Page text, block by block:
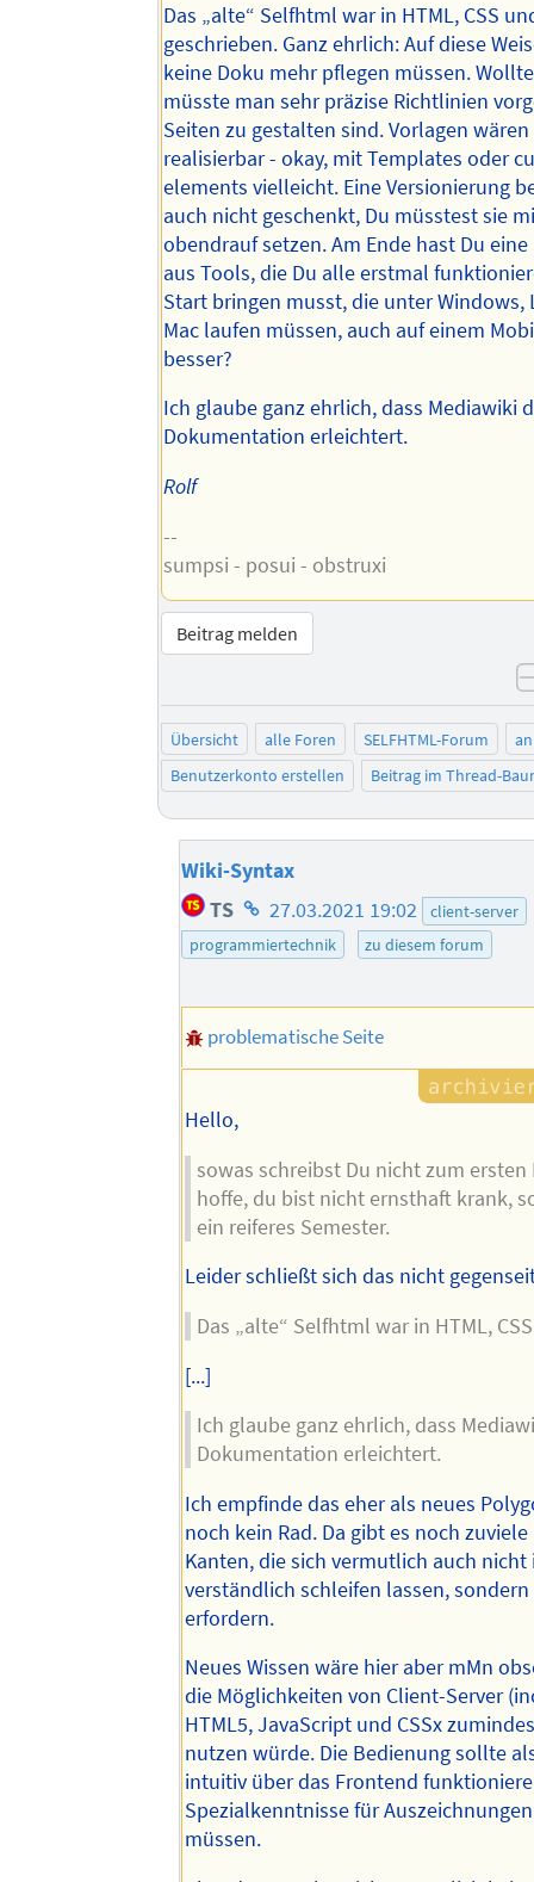
Das „alte“ Selfhtml war in HTML, CSS
geschrieben. Ganz ehrlich: Auf diese
keine Doku mehr pflegen müssen.
müsste man sehr präzise Richtlinien
Seiten zu gestalten sind. Vorlagen
realisierbar - okay, mit Templates oder
elements vielleicht. Eine Versionierung
auch nicht geschenkt, Du müsstest sie
obendrauf setzen. Am Ende hast Du
aus Tools, die Du alle erstmal
Start bringen musst, die unter Windows,
Mac laufen müssen, auch auf einem
besser?
Ich glaube ganz ehrlich, dass Mediawiki
Dokumentation erleichtert.
Rolf
--
sumpsi - posui - obstruxi
Beitrag melden
Übersicht alle Foren SELFHTML-Forum
Benutzerkonto erstellen
Beitrag im Thread-
Wiki-Syntax
TS Homepage
des
27.03.2021 19:02
client-server
programmiertechnik
zu diesem forum
problematische Seite
Hello,
sowas schreibst Du nicht zum ersten
hoffe, du bist nicht ernsthaft krank,
ein reiferes Semester.
Leider schließt sich das nicht
Das „alte“ Selfhtml war in HTML,
[...]
Ich glaube ganz ehrlich, dass
Dokumentation erleichtert.
Ich empfinde das eher als neues
noch kein Rad. Da gibt es noch
Kanten, die sich vermutlich auch
verständlich schleifen lassen, sondern
erfordern.
Neues Wissen wäre hier aber mMn
die Möglichkeiten von Client-Server
HTML5, JavaScript und CSSx
nutzen würde. Die Bedienung sollte
intuitiv über das Frontend
Spezialkenntnisse für
müssen.